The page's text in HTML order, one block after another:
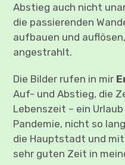
Abstieg auch nicht
die passierenden
aufbauen und
angestrahlt.
Die Bilder rufen in mir
Auf- und Abstieg, die
Lebenszeit – ein
Pandemie, nicht so
die Hauptstadt und
sehr guten Zeit in